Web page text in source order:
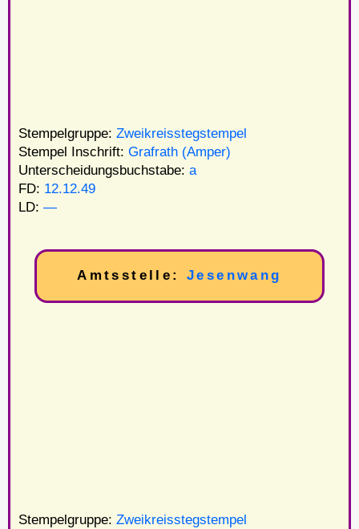
Stempelgruppe: Zweikreisstegstempel
Stempel Inschrift: Grafrath (Amper)
Unterscheidungsbuchstabe: a
FD: 12.12.49
LD: —
Amtsstelle:Jesenwang
Stempelgruppe: Zweikreisstegstempel